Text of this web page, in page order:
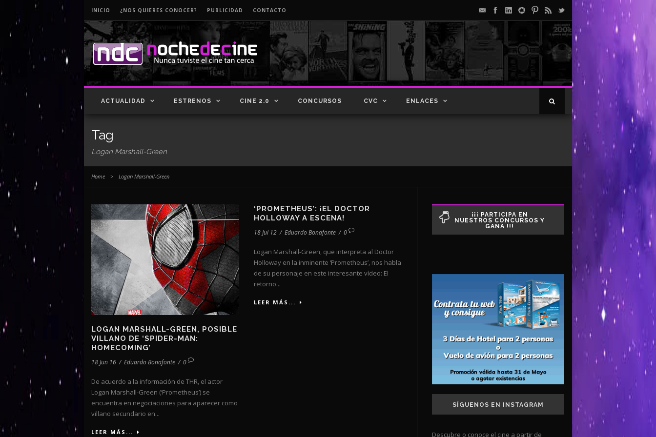
INICIO ¿NOS QUIERES CONOCER? PUBLICIDAD CONTACTO
ACTUALIDAD ESTRENOS CINE 2.0 CONCURSOS CVC ENLACES
Tag
Logan Marshall-Green
Home > Logan Marshall-Green
LOGAN MARSHALL-GREEN, POSIBLE
VILLANO DE ‘SPIDER-MAN:
HOMECOMING’
18 Jun 16 / Eduardo Bonafonte / 0
De acuerdo a la información de THR, el actor
Logan Marshall-Green (‘Prometheus’) se
encuentra en negociaciones para aparecer como
villano secundario en...
LEER MÁS...
‘PROMETHEUS’: ¡EL DOCTOR
HOLLOWAY A ESCENA!
18 Jul 12 / Eduardo Bonafonte / 0
Logan Marshall-Green, que interpreta al Doctor
Holloway en la inminente ‘Prometheus’, nos habla
de su personaje en este interesante vídeo: El
retorno...
LEER MÁS...
¡¡¡ PARTICIPA EN
NUESTROS CONCURSOS Y
GANA !!!
SÍGUENOS EN INSTAGRAM
Descubre o conoce el cine a partir de